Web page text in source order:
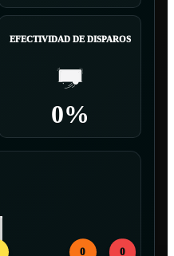
EFECTIVIDAD DE DISPAROS
0%
0 0